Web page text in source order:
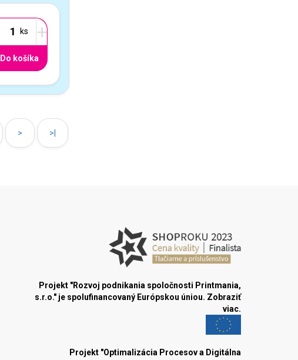
+
Do košíka
> >|
Projekt "Rozvoj podnikania spoločnosti Printmania,
s.r.o." je spolufinancovaný Európskou úniou. Zobraziť
viac.
Projekt "Optimalizácia Procesov a Digitálna